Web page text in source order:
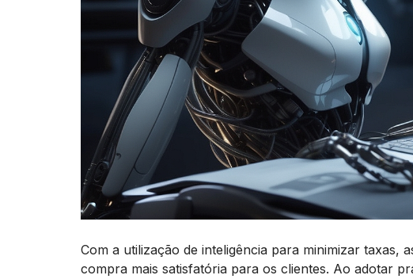
Com a utilização de inteligência para minimizar taxas,
compra mais satisfatória para os clientes. Ao adotar